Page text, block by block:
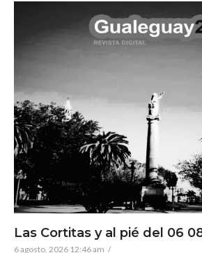
Las Cortitas y al pié del 06
6 agosto, 2026 12:46 am /